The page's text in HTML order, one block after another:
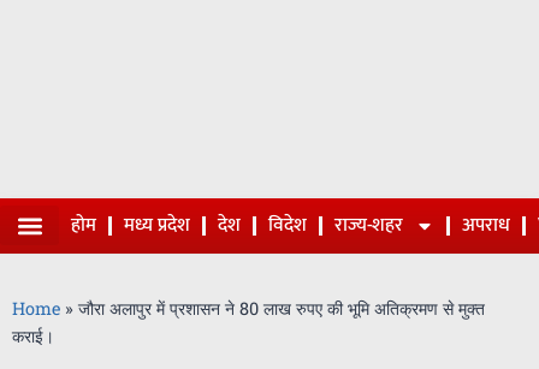
होम मध्य प्रदेश देश विदेश राज्य-शहर अपराध
Home » जौरा अलापुर में प्रशासन ने 80 लाख रुपए की भूमि अतिक्रमण से मुक्त
कराई।